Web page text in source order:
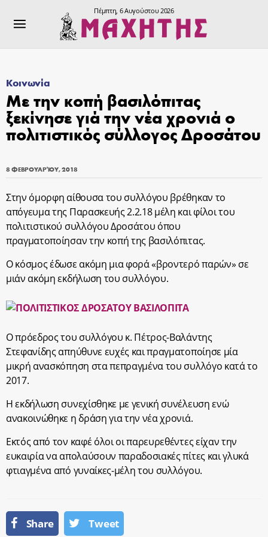
Πέμπτη, 6 Αυγούστου 2026
Κοινωνία
Με την κοπή βασιλόπιτας
ξεκίνησε γιά την νέα χρονιά ο
πολιτιστικός σύλλογος Δροσάτου
8 ΦΕΒΡΟΥΑΡΊΟΥ, 2018
Στην όμορφη αίθουσα του συλλόγου βρέθηκαν το
απόγευμα της Παρασκευής 2.2.18 μέλη και φίλοι του
πολιτιστικού συλλόγου Δροσάτου όπου
πραγματοποίησαν την κοπή της βασιλόπιτας.
Ο κόσμος έδωσε ακόμη μια φορά «βροντερό παρών» σε
μιάν ακόμη εκδήλωση του συλλόγου.
Ο πρόεδρος του συλλόγου κ. Πέτρος-Βαλάντης
Στεφανίδης απηύθυνε ευχές και πραγματοποίησε μία
μικρή ανασκόπηση στα πεπραγμένα του συλλόγο κατά το
2017.
Η εκδήλωση συνεχίσθηκε με γενική συνέλευση ενώ
ανακοινώθηκε η δράση για την νέα χρονιά.
Εκτός από τον καφέ όλοι οι παρευρεθέντες είχαν την
ευκαιρία να απολαύσουν παραδοσιακές πίτες και γλυκά
φτιαγμένα από γυναίκες-μέλη του συλλόγου.
Share Tweet